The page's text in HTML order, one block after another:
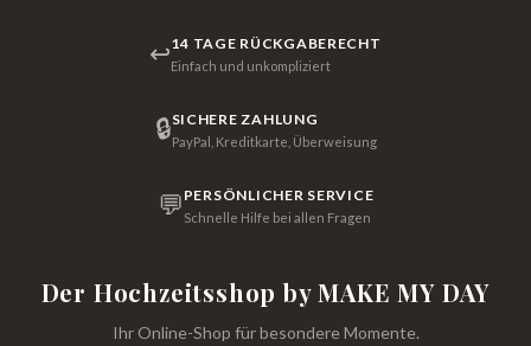
↩14 TAGE RÜCKGABERECHT
Einfach und unkompliziert
🔒SICHERE ZAHLUNG
PayPal, Kreditkarte, Überweisung
💬 PERSÖNLICHER SERVICE
Schnelle Hilfe bei allen Fragen
Der Hochzeitsshop by MAKE MY DAY
Ihr Online-Shop für besondere Momente.